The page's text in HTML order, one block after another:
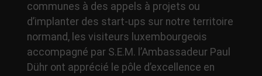
communes à des appels à projets ou
d’implanter des start-ups sur notre territoire
normand, les visiteurs luxembourgeois
accompagné par S.E.M. l’Ambassadeur Paul
Dühr ont apprécié le pôle d’excellence en